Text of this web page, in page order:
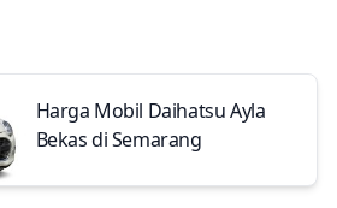
Harga Mobil Daihatsu Ayla
Bekas di Semarang